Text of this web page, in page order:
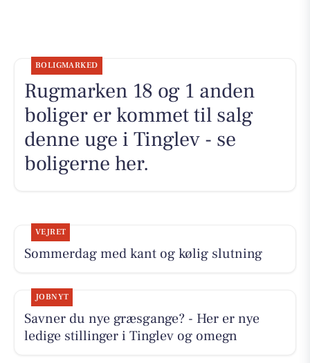
BOLIGMARKED
Rugmarken 18 og 1 anden
boliger er kommet til salg
denne uge i Tinglev - se
boligerne her.
VEJRET
Sommerdag med kant og kølig slutning
JOBNYT
Savner du nye græsgange? - Her er nye
ledige stillinger i Tinglev og omegn